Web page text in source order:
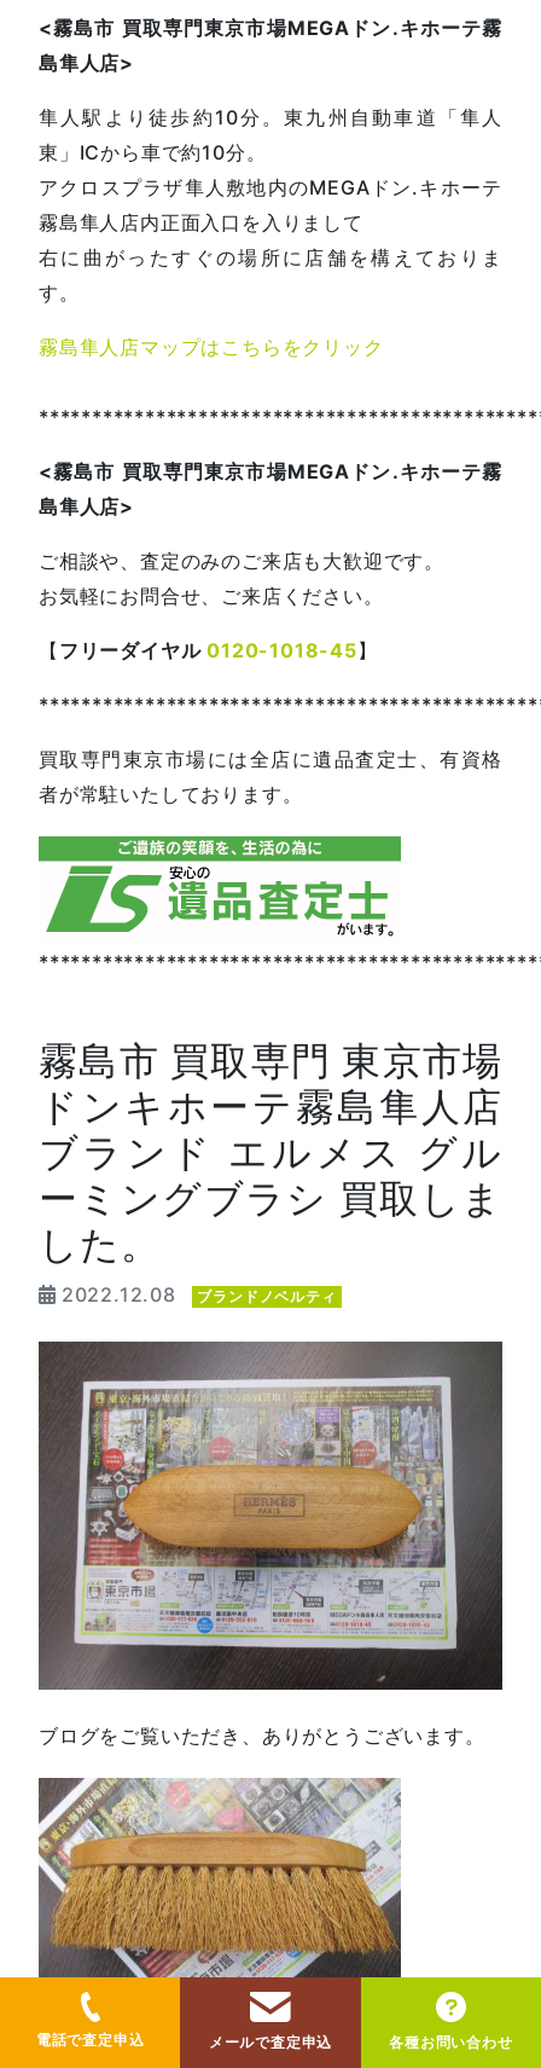
<霧島市 買取専門東京市場MEGA ドン.キホーテ霧
島隼人店>
隼人駅より徒歩約10分。東九州自動車道「隼人
東」ICから車で約10分。
アクロスプラザ隼人敷地内のMEGAドン.キホーテ
霧島隼人店内正面入口を入りまして
右に曲がったすぐの場所に店舗を構えておりま
す。
霧島隼人店マップはこちらをクリック
<霧島市 買取専門東京市場MEGA ドン.キホーテ霧
島隼人店>
ご相談や、査定のみのご来店も大歓迎です。
お気軽にお問合せ、ご来店ください。
【 フリーダイヤル0120-1018-45】
買取専門東京市場には全店に遺品査定士、有資格
者が常駐いたしております。
霧島市 買取専門 東京市場
ドンキホーテ霧島隼人店
ブランド エルメス グル
ーミングブラシ 買取しま
した。
2022.12.08 ブランドノベルティ
ブログをご覧いただき、ありがとうございます。
電話で査定申込 メールで査定申込 各種お問い合わせ